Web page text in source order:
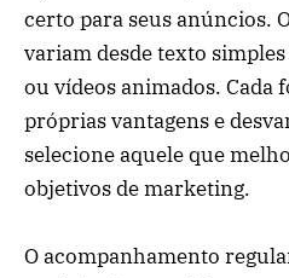
certo para seus anúncios.
variam desde texto
ou vídeos animados. Cada
próprias vantagens e
selecione aquele que
objetivos de marketing.
O acompanhamento